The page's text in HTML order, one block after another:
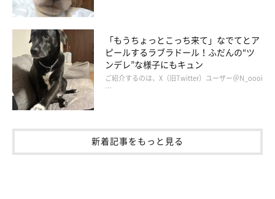
「もうちょっとこっち来て」なでてとア
ピールするラブラドール！ふだんの“ツ
ンデレ”な様子にもキュン
ご紹介するのは、X（旧Twitter）ユーザー＠N_oooi
…
新着記事をもっと見る